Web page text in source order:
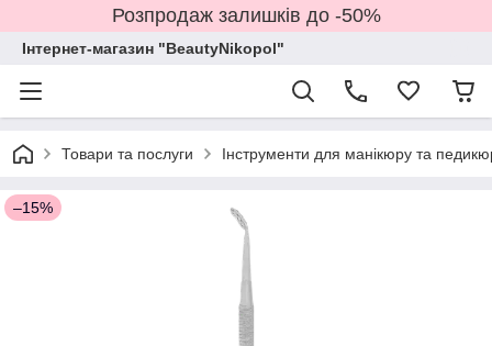
Розпродаж залишків до -50%
Інтернет-магазин "BeautyNikopol"
Товари та послуги Інструменти для манікюру та
–15%